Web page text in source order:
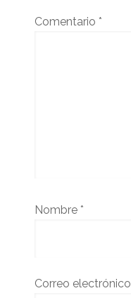
Comentario *
Nombre *
Correo electrónico